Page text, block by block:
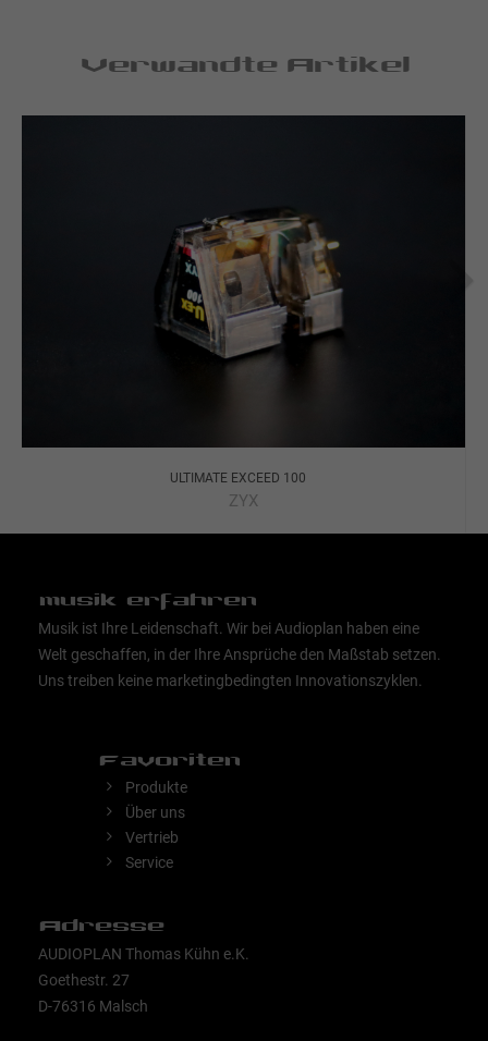
Verwandte Artikel
ULTIMATE EXCEED 100
ZYX
musik erfahren
Musik ist Ihre Leidenschaft. Wir bei Audioplan haben eine
Welt geschaffen, in der Ihre Ansprüche den Maßstab setzen.
Uns treiben keine marketingbedingten Innovationszyklen.
Favoriten
Produkte
Über uns
Vertrieb
Service
Adresse
AUDIOPLAN Thomas Kühn e.K.
Goethestr. 27
D-76316 Malsch